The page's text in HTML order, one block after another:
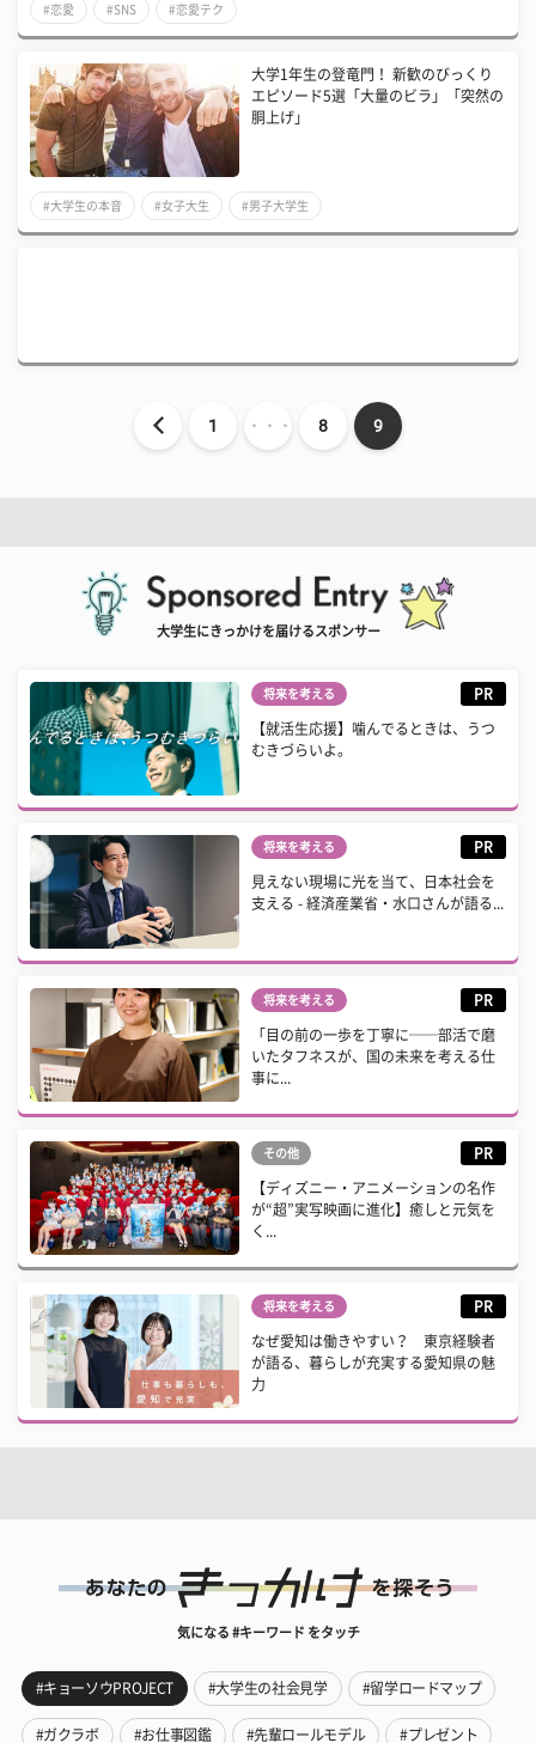
#恋愛 #SNS #恋愛テク
大学1年生の登竜門！ 新歓のびっくり
エピソード5選「大量のビラ」「突然の
胴上げ」
#大学生の本音 #女子大生 #男子大学生
1 ・・・ 8 9
大学生にきっかけを届けるスポンサー
将来を考える PR
【就活生応援】噛んでるときは、うつ
むきづらいよ。
将来を考える PR
見えない現場に光を当て、日本社会を
支える - 経済産業省・水口さんが語る...
将来を考える PR
「目の前の一歩を丁寧に──部活で磨
いたタフネスが、国の未来を考える仕
事に...
その他 PR
【ディズニー・アニメーションの名作
が“超”実写映画に進化】癒しと元気を
く...
将来を考える PR
なぜ愛知は働きやすい？ 東京経験者
が語る、暮らしが充実する愛知県の魅
力
気になる #キーワード をタッチ
#キョーソウPROJECT #大学生の社会見学 #留学ロードマップ
#ガクラボ #お仕事図鑑 #先輩ロールモデル #プレゼント